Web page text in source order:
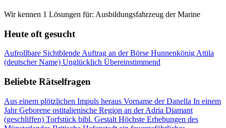
Wir kennen 1 Lösungen für: Ausbildungsfahrzeug der Marine
Heute oft gesucht
Aufrollbare Sichtblende Auftrag an der Börse Hunnenkönig Attila
(deutscher Name) Unglücklich Übereinstimmend
Beliebte Rätselfragen
Aus einem plötzlichen Impuls heraus Vorname der Danella In einem
Jahr Geborene ostitalienische Region an der Adria Diamant
(geschliffen) Torfstück bibl. Gestalt Höchste Erhebungen des